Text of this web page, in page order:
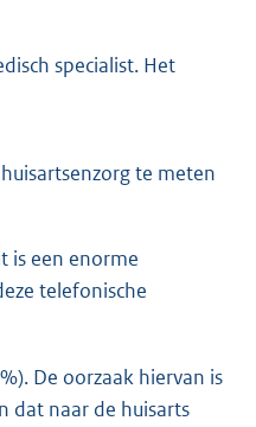
specialist. Het
te meten
is een enorme
telefonische
De oorzaak hiervan is
dat naar de huisarts